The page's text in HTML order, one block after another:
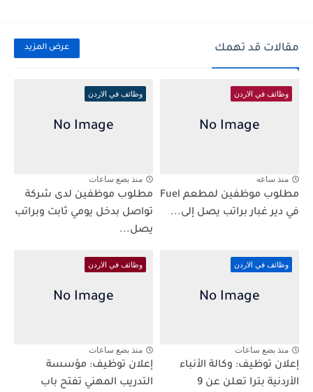
مقالات قد تهمك عرض المزيد
وظائف في الاردن
منذ ساعه
مطلوب موظفين لمطعم Fuel
في دير غبار براتب يصل إلى...
وظائف في الاردن
منذ بضع ساعات
مطلوب موظفين لدى شركة
تواصل بدخل يومي ثابت وبراتب
يصل...
وظائف في الاردن
منذ بضع ساعات
إعلان توظيف: وكالة الأنباء
الأردنية بترا تعلن عن 9
وظائف في الاردن
منذ بضع ساعات
إعلان توظيف: مؤسسة
التدريب المهني تفتح باب